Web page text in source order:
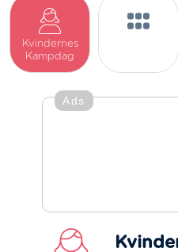
Kvindernes
Kampdag
Ads